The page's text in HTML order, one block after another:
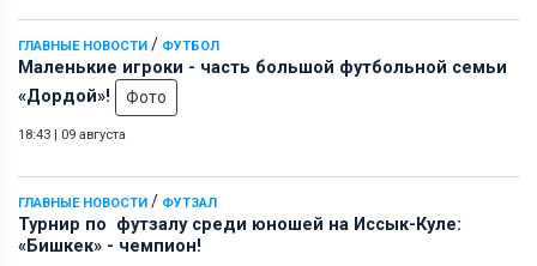
ГЛАВНЫЕ НОВОСТИ / ФУТБОЛ
Маленькие игроки - часть большой футбольной семьи
«Дордой»!
Фото
18:43 | 09 августа
ГЛАВНЫЕ НОВОСТИ / ФУТЗАЛ
Турнир по футзалу среди юношей на Иссык-Куле:
«Бишкек» - чемпион!